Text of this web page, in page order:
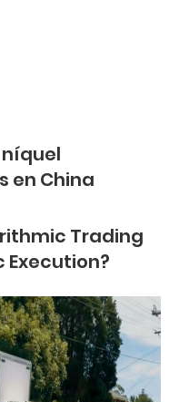
níquel
en China
Trading
Execution?